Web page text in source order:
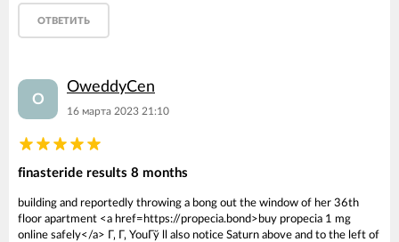
ОТВЕТИТЬ
O
OweddyCen
16 марта 2023 21:10
finasteride results 8 months
building and reportedly throwing a bong out the window of her 36th
floor apartment <a href=https://propecia.bond>buy propecia 1 mg
online safely</a> Г‚ Г‚ YouГў ll also notice Saturn above and to the left of